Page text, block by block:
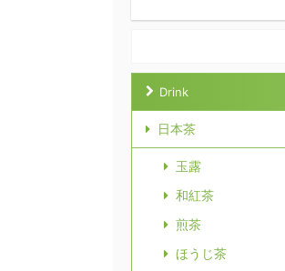
Drink
日本茶
玉露
和紅茶
煎茶
ほうじ茶